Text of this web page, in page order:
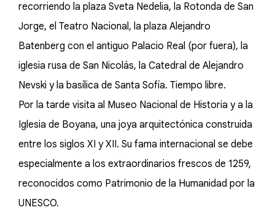
recorriendo la plaza Sveta Nedelia, la Rotonda de San
Jorge, el Teatro Nacional, la plaza Alejandro
Batenberg con el antiguo Palacio Real (por fuera), la
iglesia rusa de San Nicolás, la Catedral de Alejandro
Nevski y la basílica de Santa Sofía. Tiempo libre.
Por la tarde visita al Museo Nacional de Historia y a la
Iglesia de Boyana, una joya arquitectónica construida
entre los siglos XI y XII. Su fama internacional se debe
especialmente a los extraordinarios frescos de 1259,
reconocidos como Patrimonio de la Humanidad por la
UNESCO.